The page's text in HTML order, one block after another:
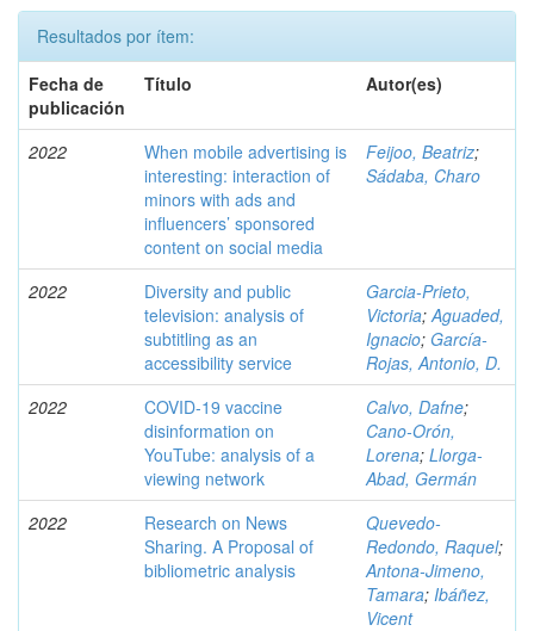
Resultados por ítem:
Fecha de
publicación
Título Autor(es)
2022
When mobile advertising is
interesting: interaction of
minors with ads and
influencers’ sponsored
content on social media
Feijoo, Beatriz;
Sádaba, Charo
2022
Diversity and public
television: analysis of
subtitling as an
accessibility service
Garcia-Prieto,
Victoria;Aguaded,
Ignacio; García-
Rojas, Antonio, D.
2022
COVID-19 vaccine
disinformation on
YouTube: analysis of a
viewing network
Calvo, Dafne;
Cano-Orón,
Lorena; Llorga-
Abad, Germán
2022
Research on News
Sharing. A Proposal of
bibliometric analysis
Quevedo-
Redondo, Raquel;
Antona-Jimeno,
Tamara; Ibáñez,
Vicent